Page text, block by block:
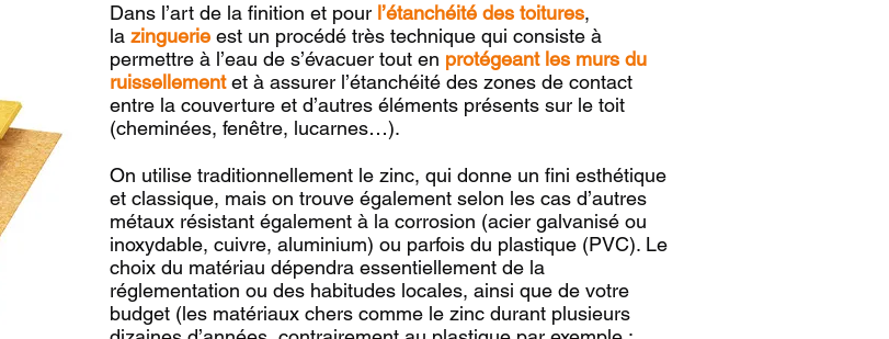
Dans l’art de la finition et pour l’étanchéité des toitures,
la zinguerie est un procédé très technique qui consiste à
permettre à l’eau de s’évacuer tout en protégeant les murs du
ruissellementet à assurer l’étanchéité des zones de contact
entre la couverture et d’autres éléments présents sur le toit
(cheminées, fenêtre, lucarnes…).
On utilise traditionnellement le zinc, qui donne un fini esthétique
et classique, mais on trouve également selon les cas d’autres
métaux résistant également à la corrosion (acier galvanisé ou
inoxydable, cuivre, aluminium) ou parfois du plastique (PVC). Le
choix du matériau dépendra essentiellement de la
réglementation ou des habitudes locales, ainsi que de votre
budget (les matériaux chers comme le zinc durant plusieurs